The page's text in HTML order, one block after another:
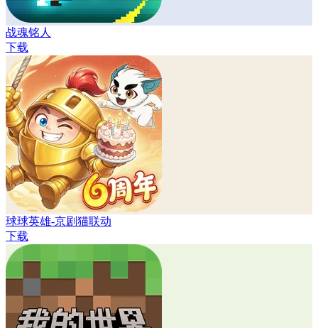
战魂铭人
下载
球球英雄-京剧猫联动
下载